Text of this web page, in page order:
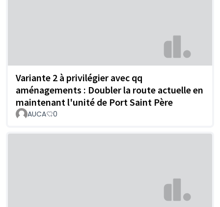
Variante 2 à privilégier avec qq
aménagements : Doubler la route actuelle en
maintenant l'unité de Port Saint Père
AUCA 0